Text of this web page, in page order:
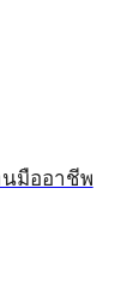
นมืออาชีพ